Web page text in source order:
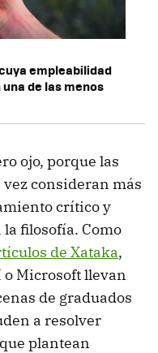
empleabilidad
de las menos
ojo, porque las
consideran más
crítico y
filosofía. Como
de Xataka,
o Microsoft llevan
de graduados
a resolver
plantean